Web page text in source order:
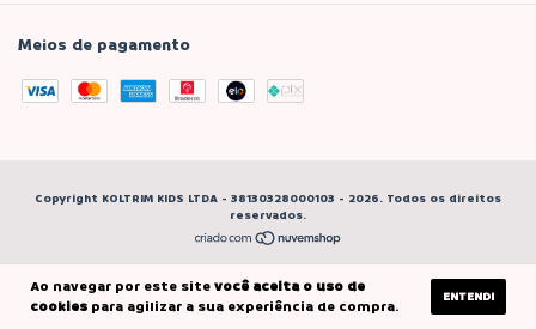
Ao navegar por este sitevocê aceita o uso de
cookies para agilizar a sua experiência de compra. ENTENDI
Meios de pagamento
Copyright KOLTRIM KIDS LTDA - 38130328000103 - 2026. Todos os direitos
reservados.